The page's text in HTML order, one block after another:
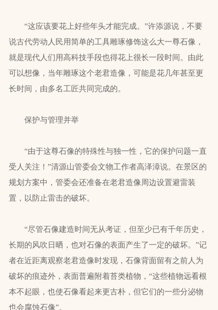
“这应该要花上好些年头才能完成。”许添源说，不要
说古代劳动人民用简单的工具雕琢修饰这么大一尊石像，
就是现代人们用高科技手段也得花上很长一段时间。由此
可以想像，当年雕琢这个老君造像，可能是花几年甚至更
长时间，由多名工匠共同完成的。
保护与管理并举
“由于这尊石像的特殊性与独一性，它的保护问题一直
受人关注！”清源山管委会文物工作者高泽漳说。在景区的
规划方案中，管委会还准备在老君造像周边设置避雷装
置，以防止雷击的破坏。
“尽管石像建造时间无从考证，但至少已有千年历史，
长期的风吹日晒，也对石像的表面产生了一定的破坏。”记
者在近距离观察老君造像时发现，石像背面留有之前人为
破坏的痕迹外，表面普遍附着苔类植物，“这些植物远看根
本不起眼，也使石像看起来更古朴，但它们的一些分泌物
也会腐蚀石像”。